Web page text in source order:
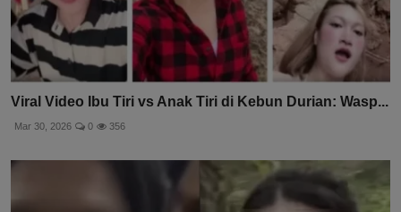
Viral Video Ibu Tiri vs Anak Tiri di Kebun Durian: Wasp...
Mar 30, 2026 0 356